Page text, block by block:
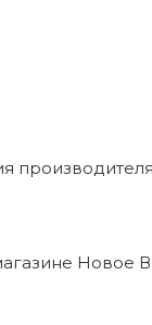
Новое